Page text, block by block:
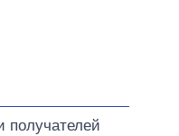
получателей